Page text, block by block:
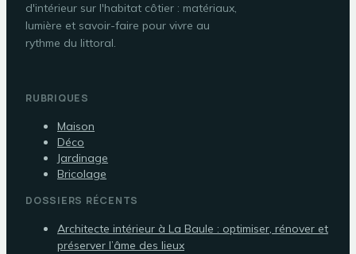
d'intérieur sur l'habitat côtier : matériaux,
lumière et savoir-faire pour vivre au
rythme du littoral.
RUBRIQUES
Maison
Déco
Jardinage
Bricolage
DOSSIERS RÉCENTS
Architecte intérieur à La Baule : optimiser, rénover et
préserver l’âme des lieux